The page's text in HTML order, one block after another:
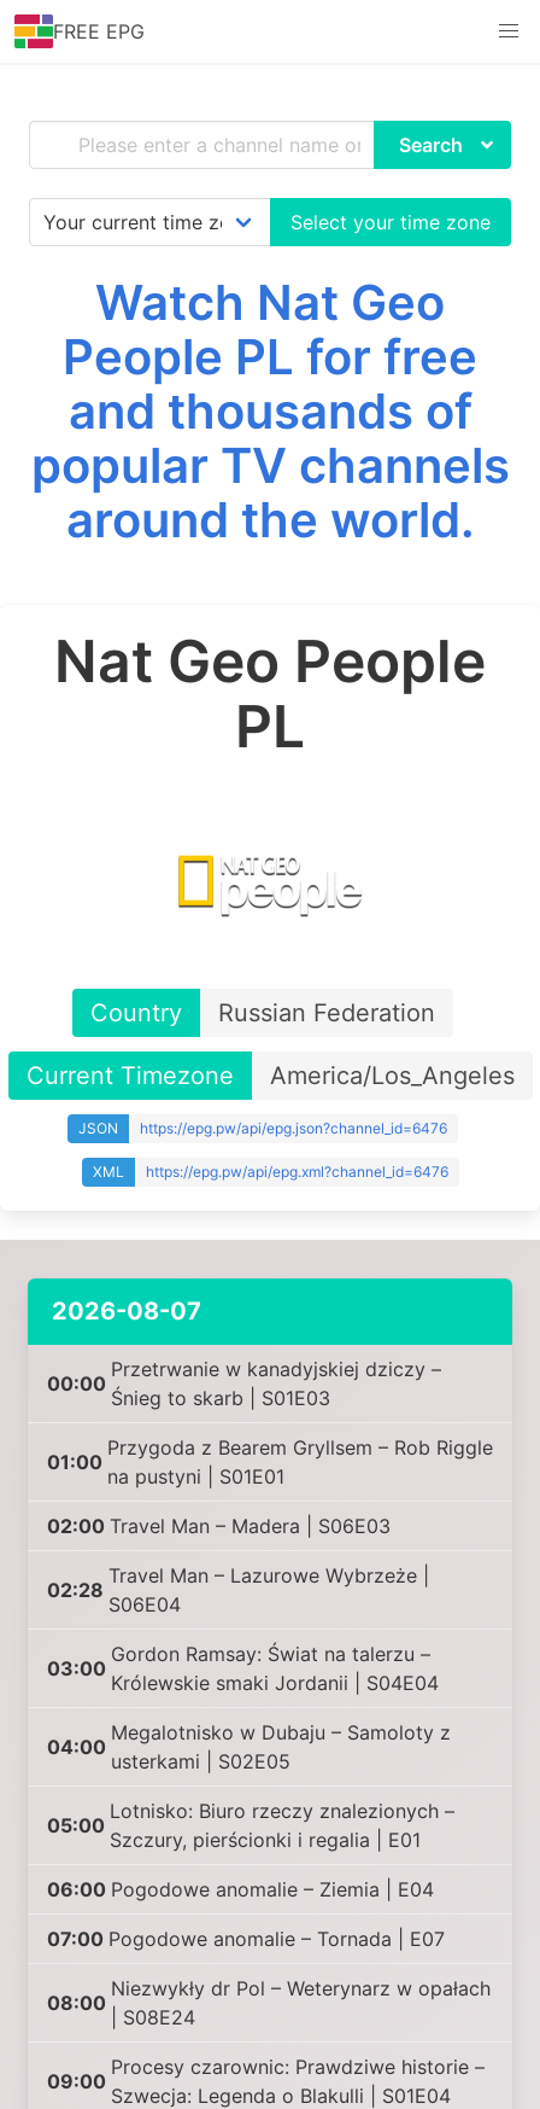
FREE EPG
Search
Select your time zone
Watch Nat Geo
People PL for free
and thousands of
popular TV channels
around the world.
Nat Geo People
PL
Country Russian Federation
Current Timezone America/Los_Angeles
JSON https://epg.pw/api/epg.json?channel_id=6476
XML https://epg.pw/api/epg.xml?channel_id=6476
2026-08-07
00:00
Przetrwanie w kanadyjskiej dziczy –
Śnieg to skarb | S01E03
01:00
Przygoda z Bearem Gryllsem – Rob Riggle
na pustyni | S01E01
02:00 Travel Man – Madera | S06E03
02:28
Travel Man – Lazurowe Wybrzeże |
S06E04
03:00
Gordon Ramsay: Świat na talerzu –
Królewskie smaki Jordanii | S04E04
04:00
Megalotnisko w Dubaju – Samoloty z
usterkami | S02E05
05:00
Lotnisko: Biuro rzeczy znalezionych –
Szczury, pierścionki i regalia | E01
06:00 Pogodowe anomalie – Ziemia | E04
07:00 Pogodowe anomalie – Tornada | E07
08:00
Niezwykły dr Pol – Weterynarz w opałach
| S08E24
09:00
Procesy czarownic: Prawdziwe historie –
Szwecja: Legenda o Blakulli | S01E04